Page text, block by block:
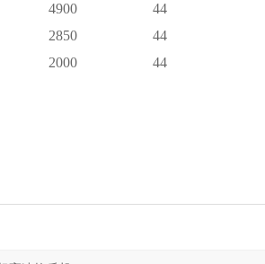
4900 44
2850 44
2000 44